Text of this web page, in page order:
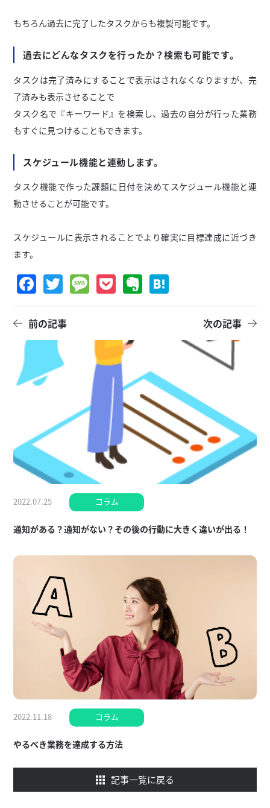
もちろん過去に完了したタスクからも複製可能です。
過去にどんなタスクを行ったか？検索も可能です。
タスクは完了済みにすることで表示はされなくなりますが、完
了済みも表示させることで
タスク名で『キーワード』を検索し、過去の自分が行った業務
もすぐに見つけることもできます。
スケジュール機能と連動します。
タスク機能で作った課題に日付を決めてスケジュール機能と連
動させることが可能です。
スケジュールに表示されることでより確実に目標達成に近づき
ます。
Facebook
Twitter
Message
PocketEvernote
前の記事 次の記事
2022.07.25 コラム
通知がある？通知がない？その後の行動に大きく違いが出る！
2022.11.18 コラム
やるべき業務を達成する方法
記事一覧に戻る